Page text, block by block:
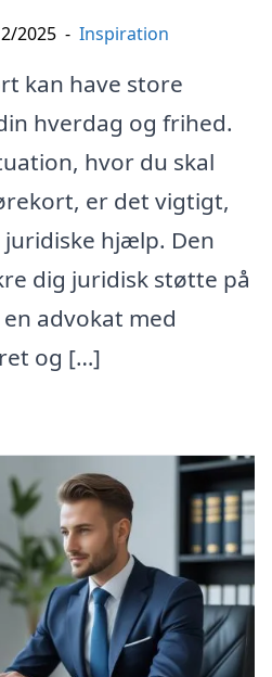
2025 - Inspiration
kan have store
hverdag og frihed.
hvor du skal
er det vigtigt,
hjælp. Den
dig juridisk støtte på
advokat med
og […]